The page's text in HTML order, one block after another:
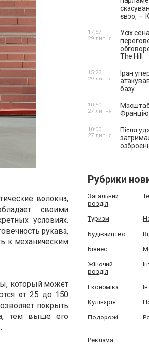
волокна,
своими
условиях.
рукава,
к механическим
который может
от 25 до 150
покрыть
тем выше его
євро, —
Усіх
The Hill
17:57,
29 липня
Іран
базу
15:23,
29 липня
Францію
10:50,
27 липня
Після
10:00,
27 липня
Рубрики
Загальний
розділ
Туризм
Будівництво
Бізнес
Жіночий
розділ
Економіка
Кулінарія
Подорожі
Реклама